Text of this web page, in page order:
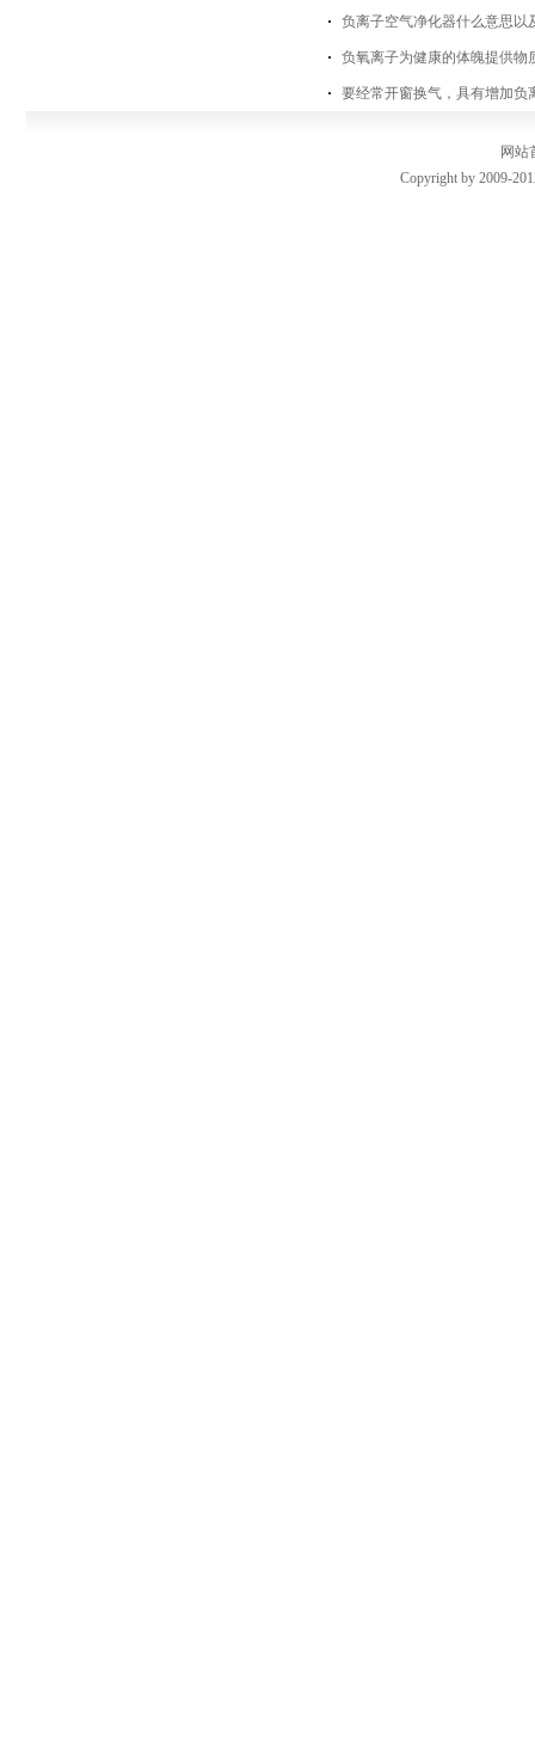
负离子空气净化器什么意思以
负氧离子为健康的体魄提供物
要经常开窗换气，具有增加负
网站
Copyright by 2009-